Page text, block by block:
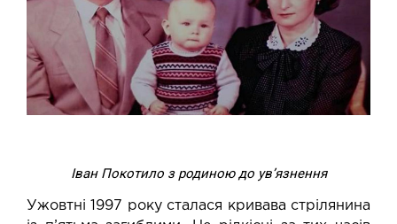
Іван Покотило з родиною до ув’язнення
Ужовтні 1997 року сталася кривава стрілянина